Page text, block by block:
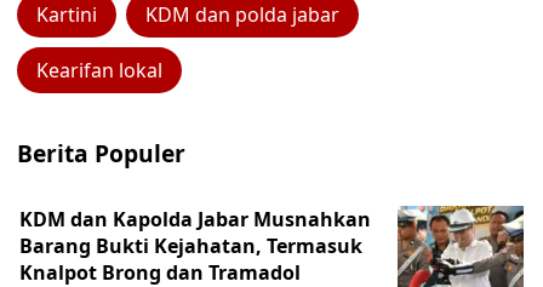
Kartini KDM dan polda jabar
Kearifan lokal
Berita Populer
KDM dan Kapolda Jabar Musnahkan
Barang Bukti Kejahatan, Termasuk
Knalpot Brong dan Tramadol